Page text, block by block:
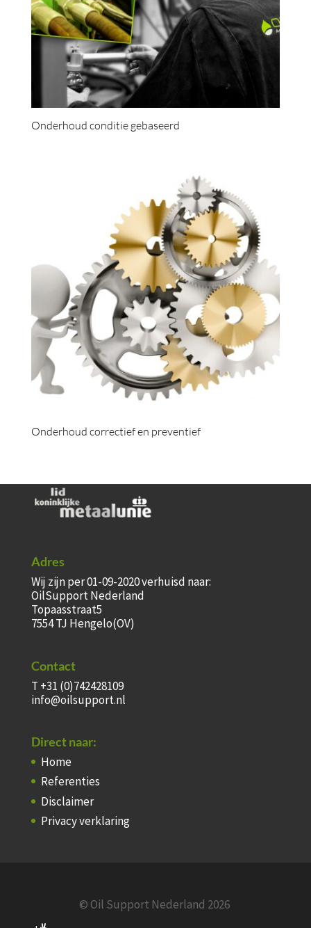
Onderhoud conditie gebaseerd
Onderhoud correctief en preventief
Adres
Wij zijn per 01-09-2020 verhuisd naar:
OilSupport Nederland
Topaasstraat5
7554 TJ Hengelo(OV)
Contact
T +31 (0)742428109
info@oilsupport.nl
Direct naar:
Home
Referenties
Disclaimer
Privacy verklaring
© Oil Support Nederland 2026